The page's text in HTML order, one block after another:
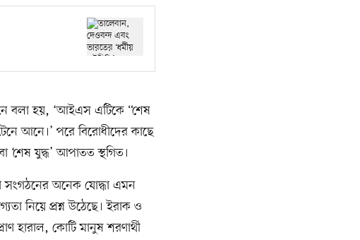
বলা হয়, ‘আইএস এটিকে “শেষ
আনে।’ পরে বিরোধীদের কাছে
‘শেষ যুদ্ধ’ আপাতত স্থগিত।
সংগঠনের অনেক যোদ্ধা এমন
নিয়ে প্রশ্ন উঠেছে। ইরাক ও
হারাল, কোটি মানুষ শরণার্থী